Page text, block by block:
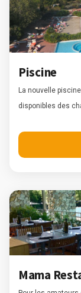
Piscine
La nouvelle
disponibles des
Mama